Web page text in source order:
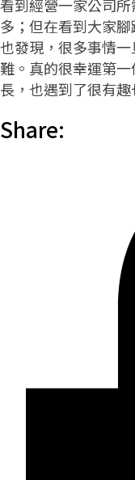
看到經營一家公司
多；但在看到大家
也發現，很多事情
難。真的很幸運第
長，也遇到了很有趣
Share: